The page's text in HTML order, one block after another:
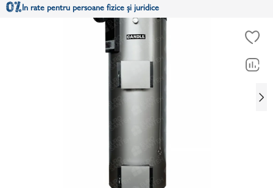
In rate pentru persoane fizice și juridice